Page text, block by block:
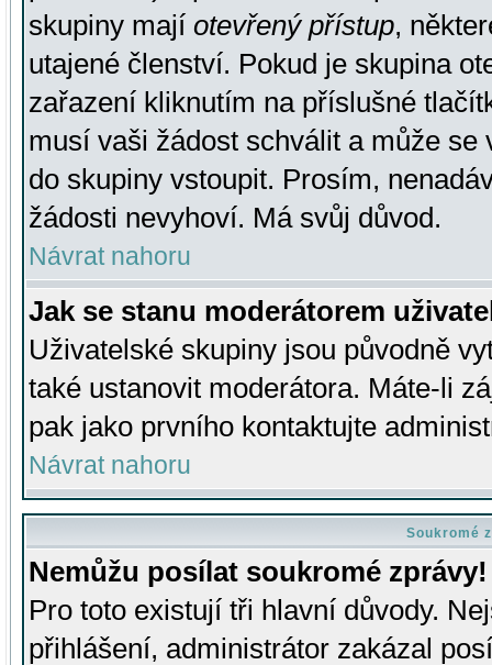
skupiny mají otevřený přístup,
utajené členství. Pokud je skupina
zařazení kliknutím na příslušné
musí vaši žádost schválit a může se
do skupiny vstoupit. Prosím,
žádosti nevyhoví. Má svůj důvod.
Návrat nahoru
Jak se stanu moderátorem
Uživatelské skupiny jsou původně
také ustanovit moderátora. Máte-li
pak jako prvního kontaktujte
Návrat nahoru
Soukromé
Nemůžu posílat soukromé zprávy!
Pro toto existují tři hlavní důvody.
přihlášení, administrátor zakázal